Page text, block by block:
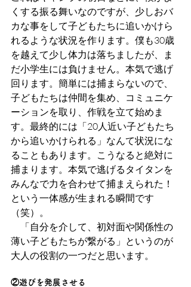
くする振る舞いなのですが、少しおバ
カな事をして子どもたちに追いかけら
れるような状況を作ります。僕も30歳
を越えて少し体力は落ちましたが、ま
だ小学生には負けません。本気で逃げ
回ります。簡単には捕まらないので、
子どもたちは仲間を集め、コミュニケ
ーションを取り、作戦を立て始めま
す。最終的には「20人近い子どもたち
から追いかけられる」なんて状況にな
ることもあります。こうなると絶対に
捕まります。本気で逃げるタイタンを
みんなで力を合わせて捕まえられた！
という一体感が生まれる瞬間です
（笑）。
「自分を介して、初対面や関係性の
薄い子どもたちが繋がる」というのが
大人の役割の一つだと思います。
②遊びを発展させる